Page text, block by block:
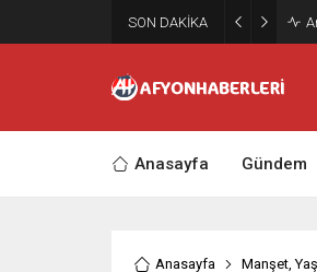
SON DAKİKA
Anasayfa Gündem
Anasayfa Manşet,